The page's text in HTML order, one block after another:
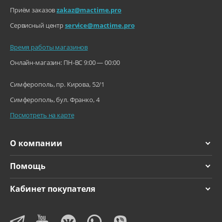
О компании
Помощь
Кабинет покупателя
Приём заказовzakaz@mactime.pro
Сервисный центрservice@mactime.pro
Время работы магазинов
Онлайн-магазин: ПН-ВС 9:00 — 00:00
Симферополь, пр. Кирова, 52/1
Симферополь, бул. Франко, 4
Посмотреть на карте